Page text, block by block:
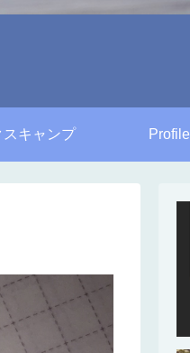
スキャンプ Profile